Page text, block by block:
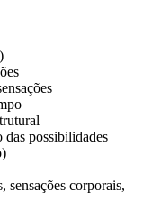
das possibilidades
sensações corporais,